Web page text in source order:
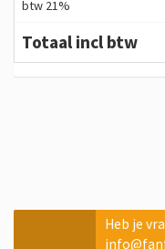
btw 21%
Totaal incl btw
Heb je